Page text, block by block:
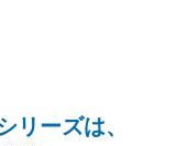
リーズは、